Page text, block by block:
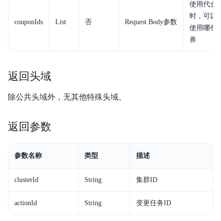
couponIds List 否 Request Body参数
使用代金
时，可以
使用哪些
券
返回头域
除公共头域外，无其他特殊头域。
返回参数
参数名称 类型 描述
clusterId String 集群ID
actionId String 变更任务ID